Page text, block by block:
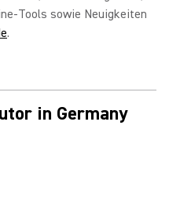
Tools sowie Neuigkeiten
.
in Germany